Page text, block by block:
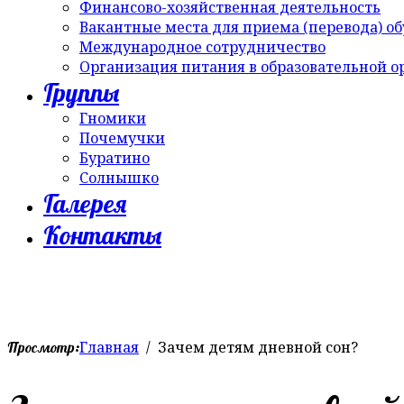
Финансово-хозяйственная деятельность
Вакантные места для приема (перевода)
Международное сотрудничество
Организация питания в образовательной
Группы
Гномики
Почемучки
Буратино
Солнышко
Галерея
Контакты
Просмотр:Главная Зачем детям дневной сон?